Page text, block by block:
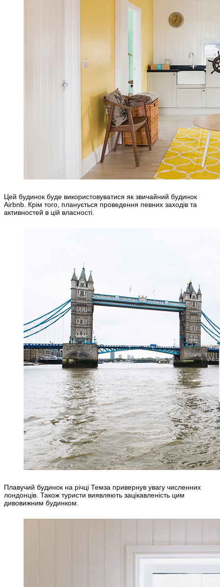
Цей будинок буде використовуватися як звичайний будинок
Airbnb. Крім того, планується проведення певних заходів та
активностей в цій власності.
Плавучий будинок на річці Темза привернув увагу численних
лондонців. Також туристи виявляють зацікавленість цим
дивовижним будинком.